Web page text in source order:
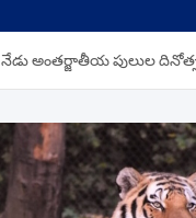
నేడు అంతర్జాతీయ పులుల